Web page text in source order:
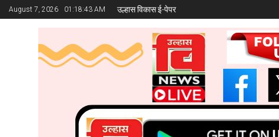
August 7, 2026 01:18:45 AM उल्हास विकास ई-पेपर